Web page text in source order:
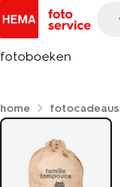
fotoboeken
home fotocadeaus